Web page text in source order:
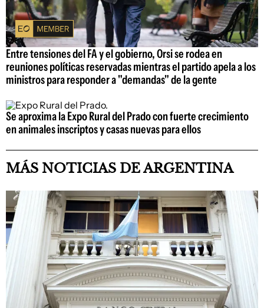
Entre tensiones del FA y el gobierno, Orsi se rodea en
reuniones políticas reservadas mientras el partido apela a los
ministros para responder a "demandas" de la gente
Se aproxima la Expo Rural del Prado con fuerte crecimiento
en animales inscriptos y casas nuevas para ellos
MÁS NOTICIAS DE ARGENTINA